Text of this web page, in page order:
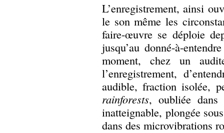
L’enregistrement, ainsi
le son même les
faire-œuvre se déploie
jusqu’au donné-à-
moment, chez un
l’enregistrement,
audible, fraction isolée,
rainforests, oubliée dans
inatteignable, plongée
dans des microvibrations